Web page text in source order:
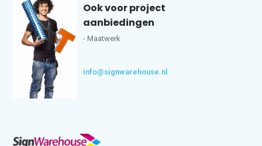
Ook voor project
aanbiedingen
- Maatwerk
info@signwarehouse.nl